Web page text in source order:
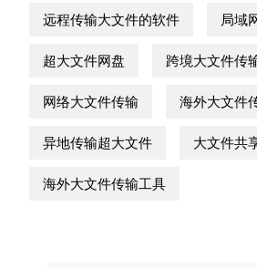
远程传输大文件的软件 局域
超大文件网盘 跨境大文件传
网络大文件传输 海外大文件
异地传输超大文件 大文件共
海外大文件传输工具